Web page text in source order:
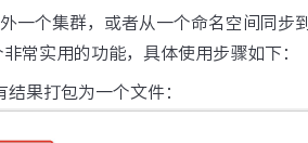
一个集群，或者从一个命名空间同步到
常实用的功能，具体使用步骤如下：
果打包为一个文件：